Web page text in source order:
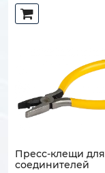
Пресс-клещи для
соединителей